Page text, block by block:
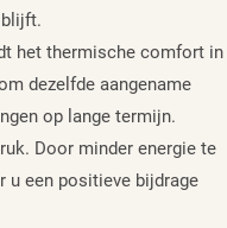
het thermische comfort in
dezelfde aangename
op lange termijn.
Door minder energie te
u een positieve bijdrage